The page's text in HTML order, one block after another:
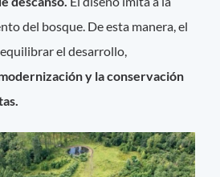
del bosque. De esta manera, el
el desarrollo,
y la conservación